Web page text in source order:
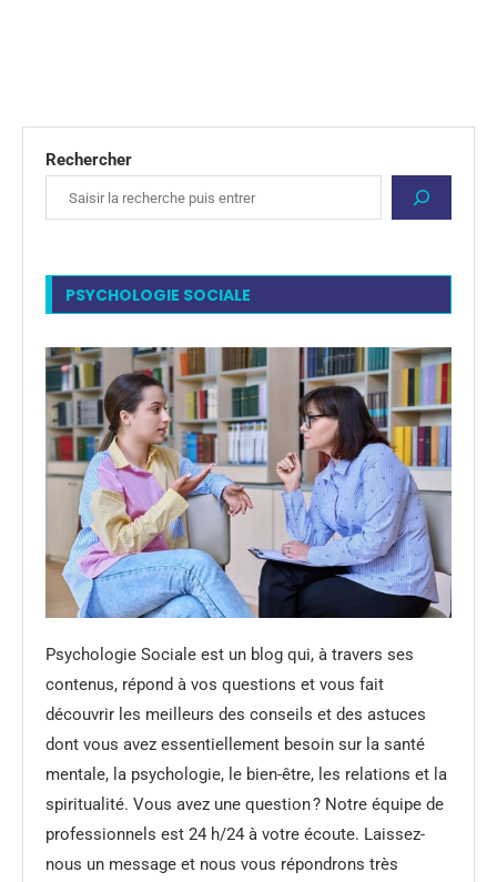
Rechercher
PSYCHOLOGIE SOCIALE
Psychologie Sociale est un blog qui, à travers ses
contenus, répond à vos questions et vous fait
découvrir les meilleurs des conseils et des astuces
dont vous avez essentiellement besoin sur la santé
mentale, la psychologie, le bien-être, les relations et la
spiritualité. Vous avez une question ? Notre équipe de
professionnels est 24 h/24 à votre écoute. Laissez-
nous un message et nous vous répondrons très